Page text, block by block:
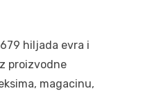
hiljada evra i
proizvodne
magacinu,